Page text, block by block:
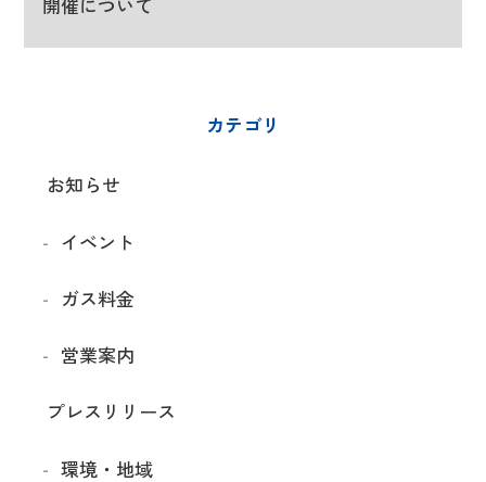
カテゴリ
お知らせ
イベント
ガス料金
営業案内
プレスリリース
環境・地域
開催について